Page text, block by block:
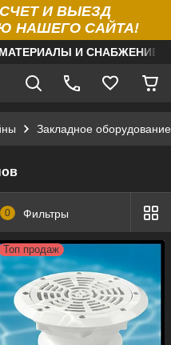
И ВЫЕЗД
НАШЕГО САЙТА!
МАТЕРИАЛЫ И
Закладное
0 Фильтры
Топ продаж